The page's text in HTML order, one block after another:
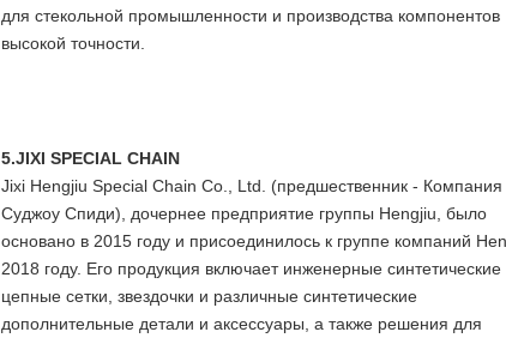
для стекольной промышленности и производства компонентов
высокой точности.
5.JIXI SPECIAL CHAIN
Jixi Hengjiu Special Chain Co., Ltd. (предшественник - Компания
Суджоу Спиди), дочернее предприятие группы Hengjiu, было
основано в 2015 году и присоединилось к группе компаний
2018 году. Его продукция включает инженерные синтетические
цепные сетки, звездочки и различные синтетические
дополнительные детали и аксессуары, а также решения для